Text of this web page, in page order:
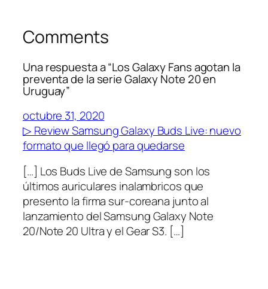
Comments
Una respuesta a “Los Galaxy Fans agotan la
preventa de la serie Galaxy Note 20 en
Uruguay”
octubre 31, 2020
▷ Review Samsung Galaxy Buds Live: nuevo
formato que llegó para quedarse
[…] Los Buds Live de Samsung son los
últimos auriculares inalambricos que
presento la firma sur-coreana junto al
lanzamiento del Samsung Galaxy Note
20/Note 20 Ultra y el Gear S3. […]